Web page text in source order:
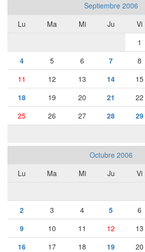
Septiembre 2006
Lu
Ma Mi Ju Vi
1
4
5 6 7 8
11
12 13 14 15
18
19 20 21 22
25
26 27 28 29
Octubre 2006
Lu
Ma Mi Ju Vi
2
3 4 5 6
9
10 11 12 13
16
17 18 19 20